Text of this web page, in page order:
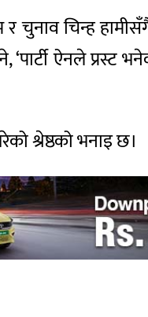
र चुनाव चिन्ह
ऐनले प्रस्ट
श्रेष्ठको भनाइ छ।